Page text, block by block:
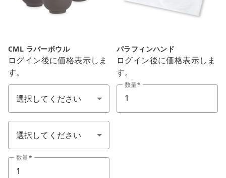
CML ラバーボウル
ログイン後に価格表示しま
す。
エステ備品(尺寸、數量)
エステ備品(顏色)
数量
パラフィンハンド
ログイン後に価格表示しま
す。
数量